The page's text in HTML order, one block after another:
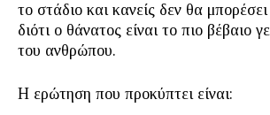
το στάδιο και κανείς δεν θα
διότι ο θάνατος είναι το πιο βέβαιο
του ανθρώπου.
Η ερώτηση που προκύπτει είναι: